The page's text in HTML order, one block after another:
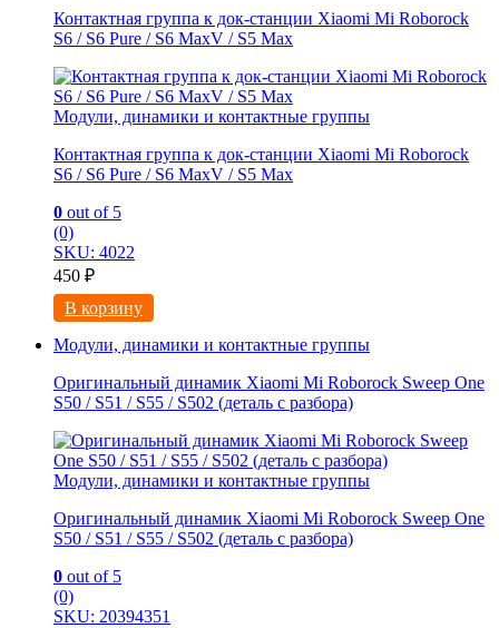
Контактная группа к док-станции Xiaomi Mi Roborock
S6 / S6 Pure / S6 MaxV / S5 Max
Модули, динамики и контактные группы
Контактная группа к док-станции Xiaomi Mi Roborock
S6 / S6 Pure / S6 MaxV / S5 Max
0 out of 5
(0)
SKU: 4022
450 ₽
В корзину
Модули, динамики и контактные группы
Оригинальный динамик Xiaomi Mi Roborock Sweep One
S50 / S51 / S55 / S502 (деталь с разбора)
Модули, динамики и контактные группы
Оригинальный динамик Xiaomi Mi Roborock Sweep One
S50 / S51 / S55 / S502 (деталь с разбора)
0 out of 5
(0)
SKU: 20394351